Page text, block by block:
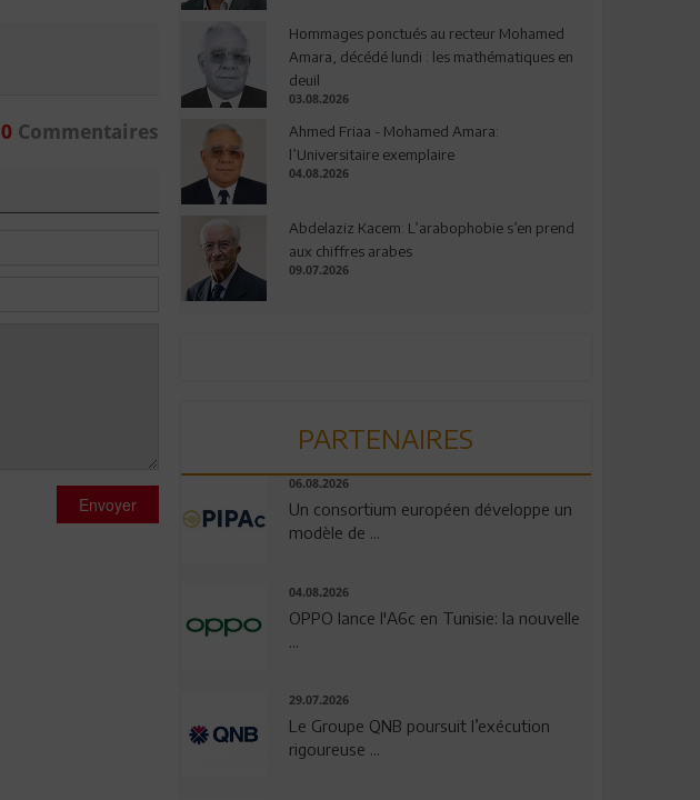
0Commentaires
Envoyer
Hommages ponctués au recteur Mohamed
Amara, décédé lundi : les mathématiques en
deuil
03.08.2026
Ahmed Friaa - Mohamed Amara:
l’Universitaire exemplaire
04.08.2026
Abdelaziz Kacem: L’arabophobie s’en prend
aux chiffres arabes
09.07.2026
PARTENAIRES
06.08.2026
Un consortium européen développe un
modèle de ...
04.08.2026
OPPO lance l'A6c en Tunisie: la nouvelle
...
29.07.2026
Le Groupe QNB poursuit l’exécution
rigoureuse ...